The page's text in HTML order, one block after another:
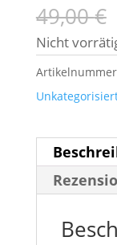
49,00€
Nicht